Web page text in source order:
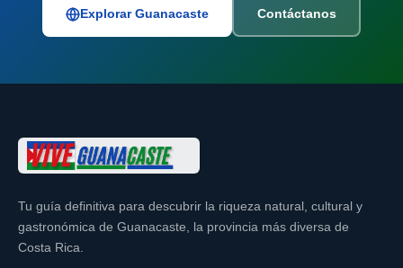
Explorar Guanacaste Contáctanos
Tu guía definitiva para descubrir la riqueza natural, cultural y
gastronómica de Guanacaste, la provincia más diversa de
Costa Rica.